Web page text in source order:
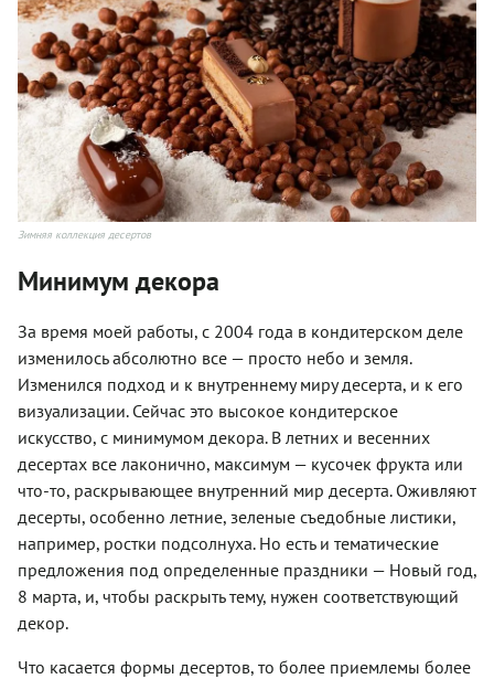
Зимняя коллекция десертов
Минимум декора
За время моей работы, с 2004 года в кондитерском деле
изменилось абсолютно все — просто небо и земля.
Изменился подход и к внутреннему миру десерта, и к его
визуализации. Сейчас это высокое кондитерское
искусство, с минимумом декора. В летних и весенних
десертах все лаконично, максимум — кусочек фрукта или
что-то, раскрывающее внутренний мир десерта. Оживляют
десерты, особенно летние, зеленые съедобные листики,
например, ростки подсолнуха. Но есть и тематические
предложения под определенные праздники — Новый год,
8 марта, и, чтобы раскрыть тему, нужен соответствующий
декор.
Что касается формы десертов, то более приемлемы более